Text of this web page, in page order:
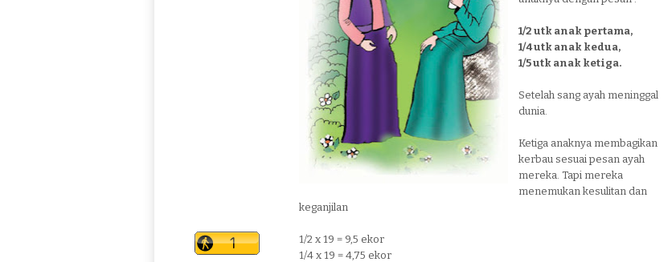
1/2 utk anak pertama,
1/4 utk anak kedua,
1/5 utk anak ketiga.
Setelah sang ayah meninggal
dunia.
Ketiga anaknya membagikan
kerbau sesuai pesan ayah
mereka. Tapi mereka
menemukan kesulitan dan
keganjilan
1/2 x 19 = 9,5 ekor
1/4 x 19 = 4,75 ekor